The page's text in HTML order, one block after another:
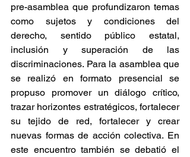
pre-asamblea que profundizaron temas
como sujetos y condiciones del
derecho, sentido público estatal,
inclusión y superación de las
discriminaciones. Para la asamblea que
se realizó en formato presencial se
propuso promover un diálogo crítico,
trazar horizontes estratégicos, fortalecer
su tejido de red, fortalecer y crear
nuevas formas de acción colectiva. En
este encuentro también se debatió el